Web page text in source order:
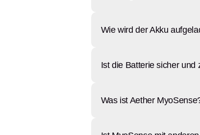
Wie wird der Akku
Ist die Batterie sicher
Was ist Aether